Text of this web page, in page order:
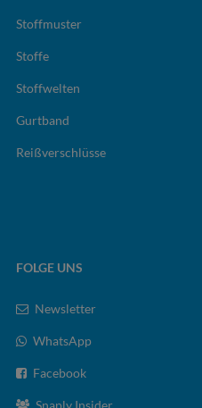
Stoffmuster
Stoffe
Stoffwelten
Gurtband
Reißverschlüsse
FOLGE UNS
Newsletter
WhatsApp
Facebook
Snaply Insider